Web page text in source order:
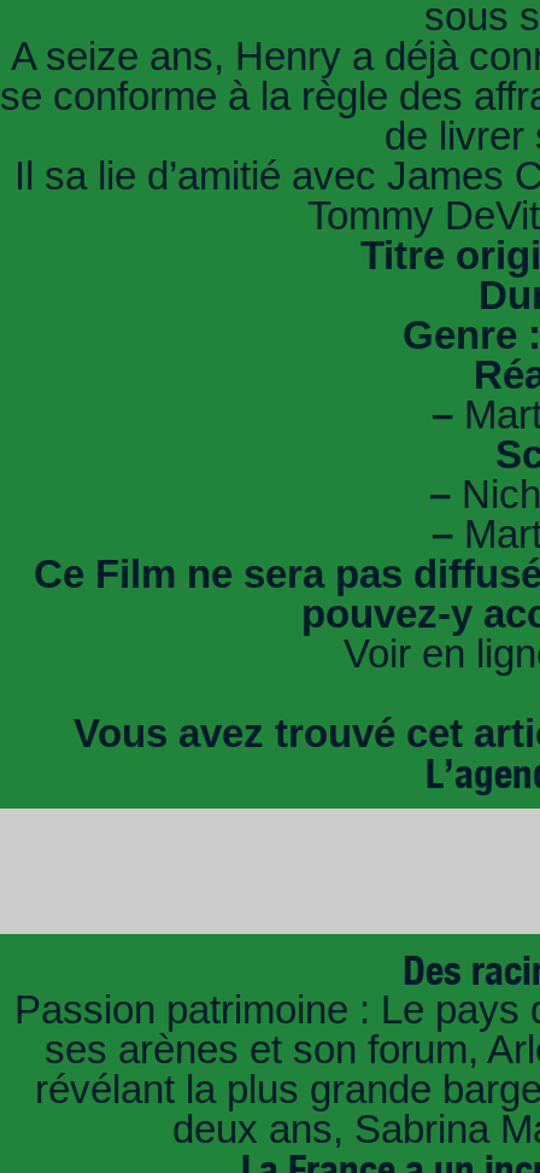
sous
A seize ans, Henry a déjà
se conforme à la règle des
de livrer
Il sa lie d’amitié avec James
Tommy
Titre
Genre :
–
–
–
Ce Film ne sera pas
pouvez-y
Voir en
Vous avez trouvé cet
Des
Passion patrimoine : Le pays
ses arènes et son forum,
révélant la plus grande
deux ans, Sabrina